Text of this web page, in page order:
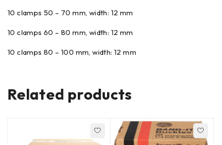
10 clamps 50 – 70 mm, width: 12 mm
10 clamps 60 – 80 mm, width: 12 mm
10 clamps 80 – 100 mm, width: 12 mm
Related products